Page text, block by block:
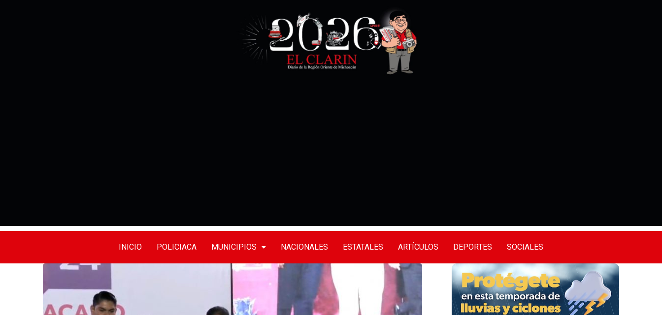
INICIO POLICIACA MUNICIPIOS NACIONALES ESTATALES ARTÍCULOS DEPORTES SOCIALES